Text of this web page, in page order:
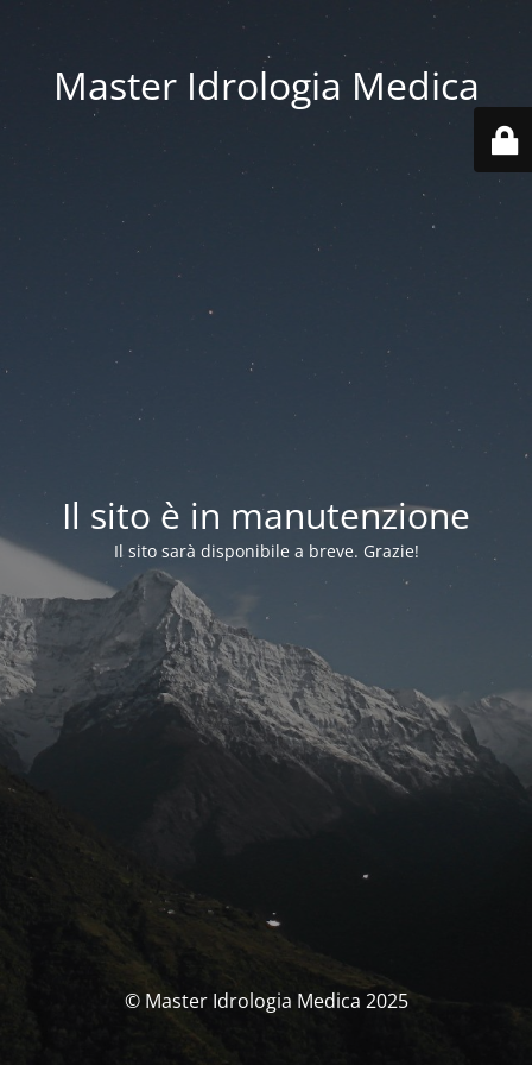
Master Idrologia Medica
Il sito è in manutenzione
Il sito sarà disponibile a breve. Grazie!
© Master Idrologia Medica 2025